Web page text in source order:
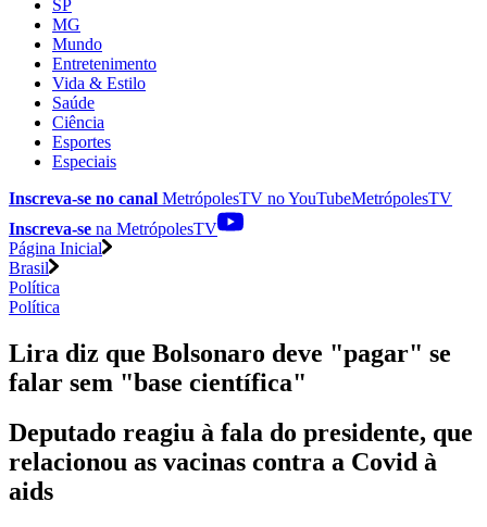
SP
MG
Mundo
Entretenimento
Vida & Estilo
Saúde
Ciência
Esportes
Especiais
Inscreva-se no canal MetrópolesTV noYouTubeMetrópolesTV
Inscreva-se na MetrópolesTV
Página Inicial
Brasil
Política
Política
Lira diz que Bolsonaro deve "pagar" se
falar sem "base científica"
Deputado reagiu à fala do presidente, que
relacionou as vacinas contra a Covid à
aids